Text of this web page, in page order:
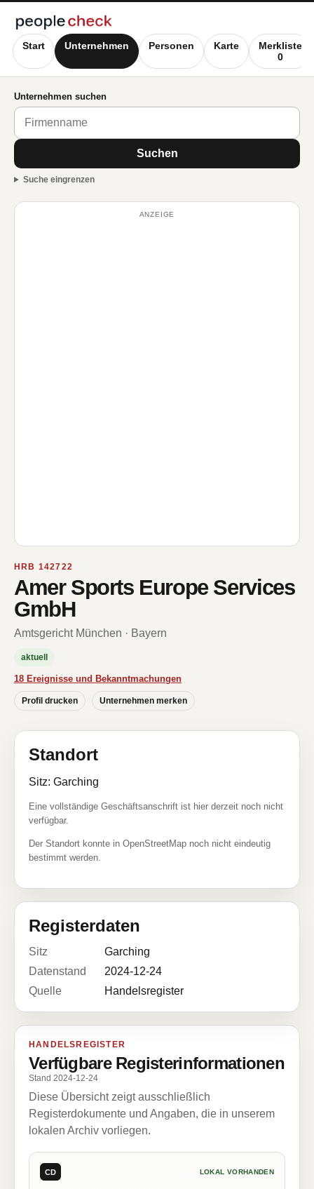
Start Unternehmen Personen Karte
Merkliste
0
Unternehmen suchen
Suchen
Suche eingrenzen
ANZEIGE
HRB 142722
Amer Sports Europe Services
GmbH
Amtsgericht München · Bayern
aktuell
18 Ereignisse und Bekanntmachungen
Profil drucken Unternehmen merken
Standort
Sitz: Garching
Eine vollständige Geschäftsanschrift ist hier derzeit noch nicht
verfügbar.
Der Standort konnte in OpenStreetMap noch nicht eindeutig
bestimmt werden.
Registerdaten
Sitz
Garching
Datenstand
2024-12-24
Quelle
Handelsregister
HANDELSREGISTER
Verfügbare Registerinformationen
Stand 2024-12-24
Diese Übersicht zeigt ausschließlich
Registerdokumente und Angaben, die in unserem
lokalen Archiv vorliegen.
CD LOKAL VORHANDEN